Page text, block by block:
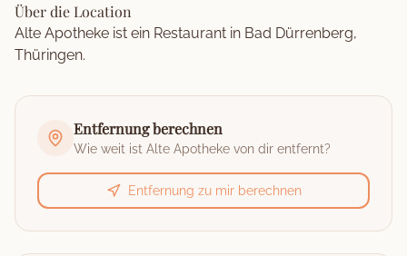
Über die Location
Alte Apotheke ist ein Restaurant in Bad Dürrenberg,
Thüringen.
Entfernung berechnen
Wie weit ist Alte Apotheke von dir entfernt?
Entfernung zu mir berechnen